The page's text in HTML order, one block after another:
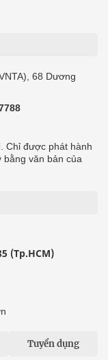
68 Dương
Chỉ được phát hành
bằng văn bản của
(Tp.HCM)
Tuyển dụng